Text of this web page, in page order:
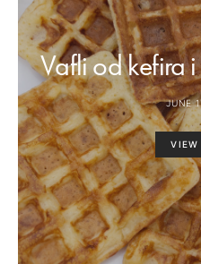
Vafli od kefira
JUNE
VIEW